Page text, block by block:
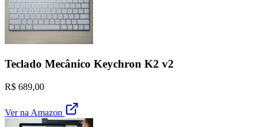
Teclado Mecânico Keychron K2 v2
R$ 689,00
Ver na Amazon